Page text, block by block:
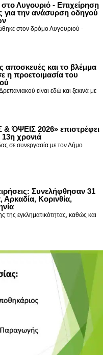
Λυγουριό - Επιχείρηση
για την ανάσυρση οδηγού
στον δρόμο Λυγουριού -
αποσκευές και το βλέμμα
η προετοιμασία του
είναι εδώ και ξεκινά με
ΌΨΕΙΣ 2026» επιστρέφει
χρονιά
σε συνεργασία με τον Δήμο
Συνελήφθησαν 31
Αρκαδία, Κορινθία,
της εγκληματικότητας, καθώς και